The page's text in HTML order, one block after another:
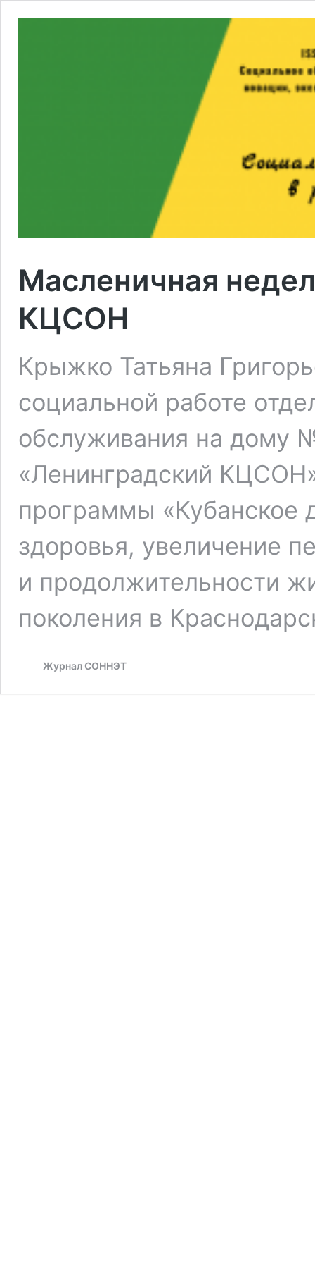
Масленичная
КЦСОН
Крыжко Татьяна
социальной работе
обслуживания на дому
«Ленинградский
программы «Кубанское
здоровья, увеличение
и продолжительности
поколения в
Журнал СОННЭТ